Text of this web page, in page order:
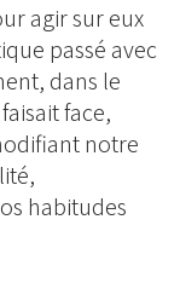
agir sur eux
passé avec
dans le
face,
notre
habitudes